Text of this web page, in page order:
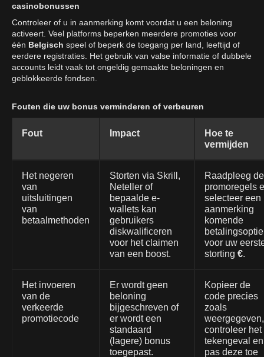
casinobonussen
Controleer of u in aanmerking komt voordat u een beloning
activeert. Veel platforms beperken meerdere promoties voor
één Belgisch speel of beperk de toegang per land, leeftijd of
eerdere registraties. Het gebruik van valse informatie of dubbele
accounts leidt vaak tot ongeldig gemaakte beloningen en
geblokkeerde fondsen.
Fouten die uw bonus verminderen of verbeuren
Fout Impact
Hoe te
vermijden
Het negeren
van
uitsluitingen
van
betaalmethoden
Storten via Skrill,
Neteller of
bepaalde e-
wallets kan
gebruikers
diskwalificeren
voor het claimen
van een boost.
Raadpleeg de
promoregels
selecteer een
aanmerking
komende
betalingsoptie
voor uw
storting €.
Het invoeren
van de
verkeerde
promotiecode
Er wordt geen
beloning
bijgeschreven of
er wordt een
standaard
(lagere) bonus
toegepast.
Kopieer de
code precies
zoals
weergegeven,
controleer het
tekengeval en
pas deze toe